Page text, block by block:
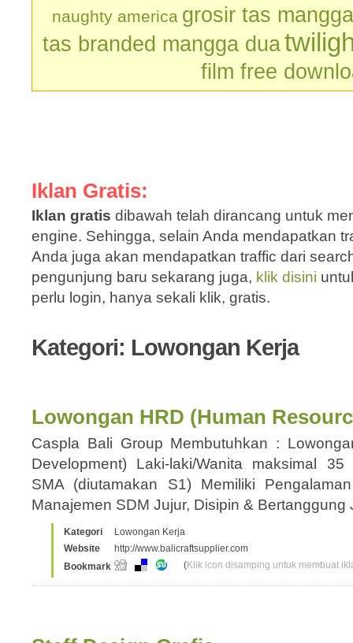
naughty america grosir tas
tas branded mangga dua
film free
Iklan Gratis:
Iklan gratis dibawah telah dirancang untuk
engine. Sehingga, selain Anda mendapatkan
Anda juga akan mendapatkan traffic dari
pengunjung baru sekarang juga, klik disini
perlu login, hanya sekali klik, gratis.
Kategori: Lowongan Kerja
Lowongan HRD (Human
Caspla Bali Group Membutuhkan :
Development) Laki-laki/Wanita maksimal
SMA (diutamakan S1) Memiliki
Manajemen SDM Jujur, Disipin &
Kategori
Lowongan Kerja
Website
http://www.balicraftsupplier.com
Bookmark
(Klik icon disamping untuk membuat